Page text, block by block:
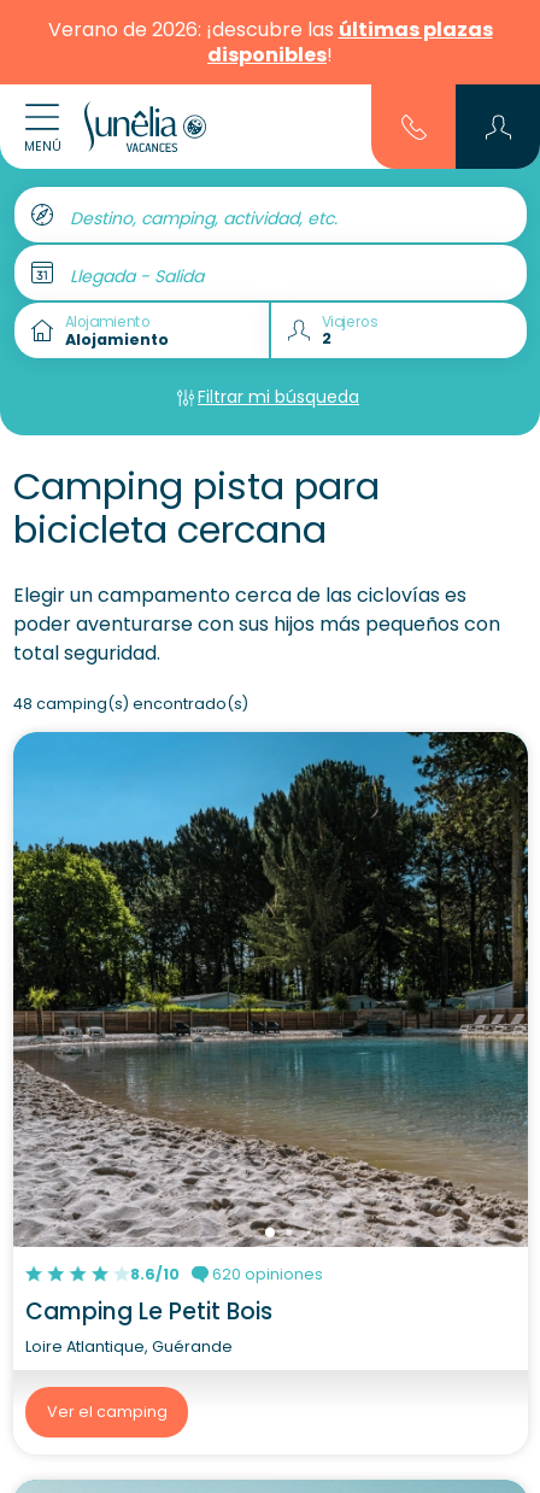
Verano de 2026: ¡descubre las últimas plazas
disponibles!
MENÚ
Destino, camping, actividad, etc.
Llegada - Salida
Alojamiento Viajeros
Filtrar mi búsqueda
Camping pista para
bicicleta cercana
Elegir un campamento cerca de las ciclovías es
poder aventurarse con sus hijos más pequeños con
total seguridad.
48 camping(s) encontrado(s)
8.6/10 620 opiniones
Camping Le Petit Bois
Loire Atlantique, Guérande
Ver el camping